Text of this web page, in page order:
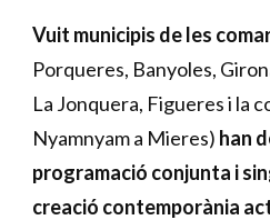
Vuit municipis de les
Porqueres, Banyoles,
La Jonquera, Figueres i la
Nyamnyam a Mieres) han
programació conjunta i
creació contemporània